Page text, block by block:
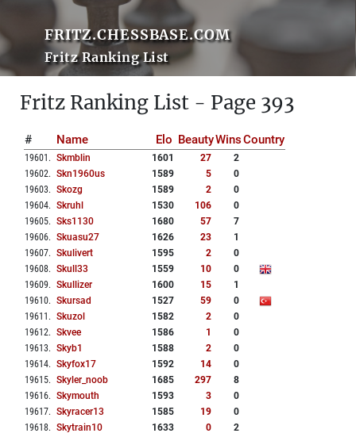
FRITZ.CHESSBASE.COM
Fritz Ranking List
Fritz Ranking List - Page 393
# Name Elo BeautyWinsCountry
19601 . Skmblin 1601 27
2
19602. Skn1960us 1589 5
0
19603. Skozg 1589 2
0
19604. Skruhl 1530 106
0
19605. Sks1130 1680 57
7
19606. Skuasu27 1626 23
1
19607. Skulivert 1595 2
0
19608. Skull33 1559 10
0
19609. Skullizer 1600 15
1
19610. Skursad 1527 59
0
19611 . Skuzol 1582 2
0
19612. Skvee 1586 1
0
19613. Skyb1 1588 2
0
19614. Skyfox17 1592 14
0
19615. Skyler_noob 1685 297
8
19616. Skymouth 1593 3
0
19617. Skyracer13 1585 19
0
19618. Skytrain10 1633 0
2